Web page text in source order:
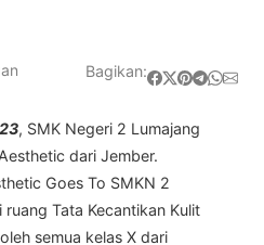
Bagikan: Share on Facebook Share on X Share on Pinterest Share on TelegramShare on WhatsApp Share on Email
, SMK Negeri 2 Lumajang
dari Jember.
Goes To SMKN 2
Tata Kecantikan Kulit
semua kelas X dari